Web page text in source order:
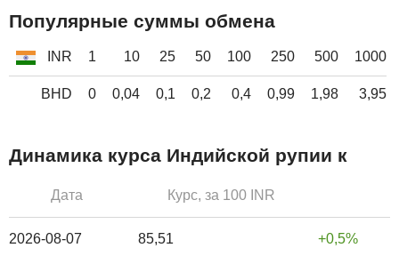
Популярные суммы обмена
INR 1 10 25 50 100 250 500 1000
BHD 0 0,04 0,1 0,2 0,4 0,99 1,98 3,95
Динамика курса Индийской рупии к
Дата Курс, за 100 INR
2026-08-07 85,51 0,5%